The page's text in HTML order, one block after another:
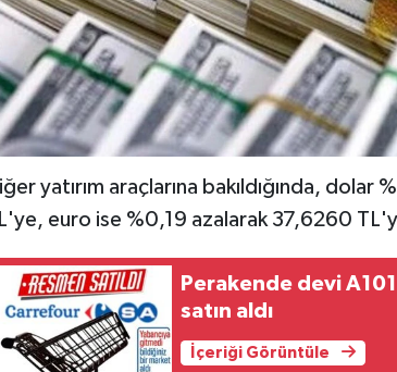
yatırım araçlarına bakıldığında,
euro ise %0,19 azalarak 37,6260
Perakende devi
satın aldı
İçeriği Görüntüle